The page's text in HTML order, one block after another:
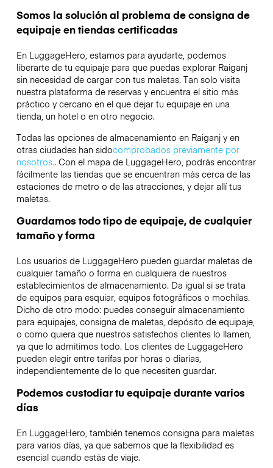
Somos la solución al problema de consigna de
equipaje en tiendas certificadas
En LuggageHero, estamos para ayudarte, podemos
liberarte de tu equipaje para que puedas explorar Raiganj
sin necesidad de cargar con tus maletas. Tan solo visita
nuestra plataforma de reservas y encuentra el sitio más
práctico y cercano en el que dejar tu equipaje en una
tienda, un hotel o en otro negocio.
Todas las opciones de almacenamiento en Raiganj y en
otras ciudades han sidocomprobados previamente por
nosotros.. Con el mapa de LuggageHero, podrás encontrar
fácilmente las tiendas que se encuentran más cerca de las
estaciones de metro o de las atracciones, y dejar allí tus
maletas.
Guardamos todo tipo de equipaje, de cualquier
tamaño y forma
Los usuarios de LuggageHero pueden guardar maletas de
cualquier tamaño o forma en cualquiera de nuestros
establecimientos de almacenamiento. Da igual si se trata
de equipos para esquiar, equipos fotográficos o mochilas.
Dicho de otro modo: puedes conseguir almacenamiento
para equipajes, consigna de maletas, depósito de equipaje,
o como quiera que nuestros satisfechos clientes lo llamen,
ya que lo admitimos todo. Los clientes de LuggageHero
pueden elegir entre tarifas por horas o diarias,
independientemente de lo que necesiten guardar.
Podemos custodiar tu equipaje durante varios
días
En LuggageHero, también tenemos consigna para maletas
para varios días, ya que sabemos que la flexibilidad es
esencial cuando estás de viaje.